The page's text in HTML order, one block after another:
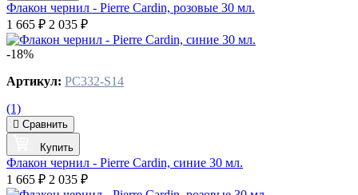
Флакон чернил - Pierre Cardin, розовые 30 мл.
1 665 ₽ 2 035 ₽
-18%
Артикул: PC332-S14
(1)
Сравнить
Купить
Флакон чернил - Pierre Cardin, синие 30 мл.
1 665 ₽ 2 035 ₽